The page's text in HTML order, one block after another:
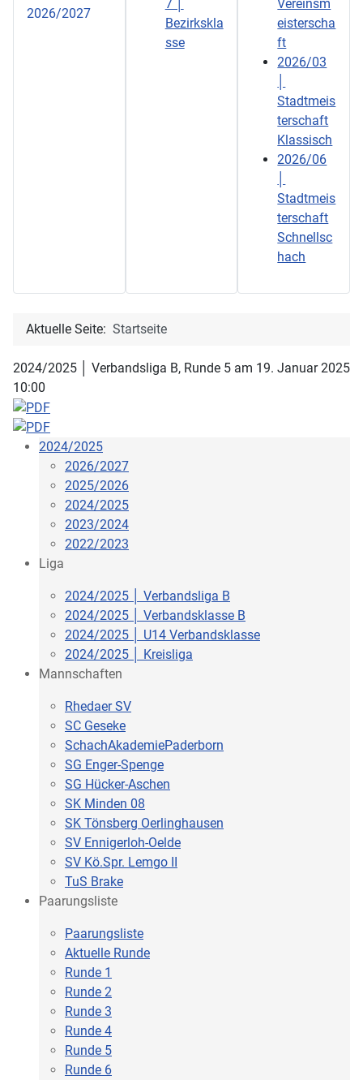
2026/2027
7 │
Bezirkskla
sse
Vereinsm
eisterscha
ft
2026/03
Stadtmeis
terschaft
Klassisch
2026/06
Stadtmeis
terschaft
Schnellsc
hach
Aktuelle Seite: Startseite
2024/2025 │ Verbandsliga B, Runde 5 am 19. Januar 2025
10:00
2024/2025
2026/2027
2025/2026
2024/2025
2023/2024
2022/2023
Liga
2024/2025 │ Verbandsliga B
2024/2025 │ Verbandsklasse B
2024/2025 │ U14 Verbandsklasse
2024/2025 │ Kreisliga
Mannschaften
Rhedaer SV
SC Geseke
SchachAkademiePaderborn
SG Enger-Spenge
SG Hücker-Aschen
SK Minden 08
SK Tönsberg Oerlinghausen
SV Ennigerloh-Oelde
SV Kö.Spr. Lemgo II
TuS Brake
Paarungsliste
Paarungsliste
Aktuelle Runde
Runde 1
Runde 2
Runde 3
Runde 4
Runde 5
Runde 6